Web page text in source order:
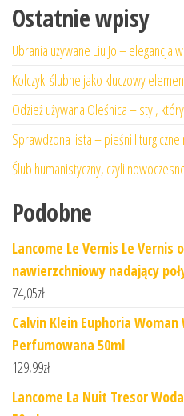
Ostatnie wpisy
Ubrania używane Liu Jo – elegancja
Kolczyki ślubne jako kluczowy
Odzież używana Oleśnica – styl,
Sprawdzona lista – pieśni
Ślub humanistyczny, czyli
Podobne
Lancome Le Vernis Le Vernis
nawierzchniowy nadający
74,05zł
Calvin Klein Euphoria Woman
Perfumowana 50ml
129,99zł
Lancome La Nuit Tresor